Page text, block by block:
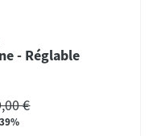
- Réglable
€
39%